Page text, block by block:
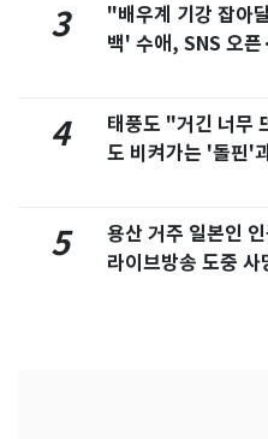
3
"배우계 기강 잡아
백' 수애, SNS 오픈
4
태풍도 "거긴 너무
도 비켜가는 '돌핀'
5
용산 거주 일본인
라이브방송 도중 사